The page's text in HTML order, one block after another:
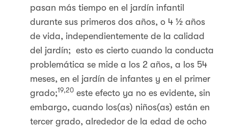
pasan más tiempo en el jardín infantil
durante sus primeros dos años, o 4 ½ años
de vida, independientemente de la calidad
del jardín; esto es cierto cuando la conducta
problemática se mide a los 2 años, a los 54
meses, en el jardín de infantes y en el primer
grado;19,20 este efecto ya no es evidente, sin
embargo, cuando los(as) niños(as) están en
tercer grado, alrededor de la edad de ocho